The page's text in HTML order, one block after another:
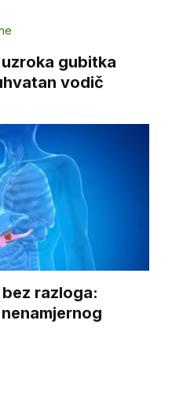
gubitka
vodič
razloga: